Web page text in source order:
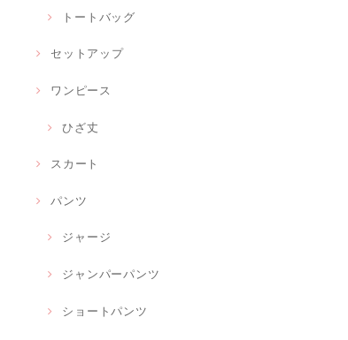
トートバッグ
セットアップ
ワンピース
ひざ丈
スカート
パンツ
ジャージ
ジャンパーパンツ
ショートパンツ